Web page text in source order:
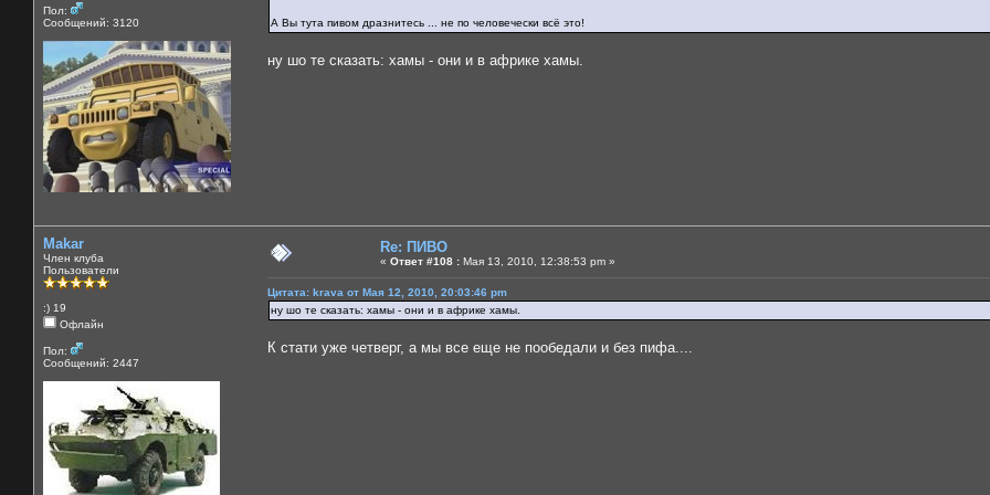
Пол:
Сообщений: 3120
А Вы тута пивом дразнитесь ... не по человечески всё это!
ну шо те сказать: хамы - они и в африке хамы.
Makar
Член клуба
Пользователи
:) 19
Офлайн
Пол:
Сообщений: 2447
Re: ПИВО
« Ответ #108 : Мая 13, 2010, 12:38:53 pm »
Цитата: krava от Мая 12, 2010, 20:03:46 pm
ну шо те сказать: хамы - они и в африке хамы.
К стати уже четверг, а мы все еще не пообедали и без пифа....